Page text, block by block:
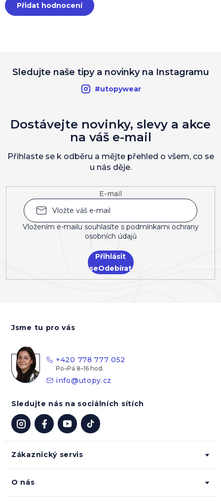
Přidat hodnocení
Sledujte naše tipy a novinky na Instagramu
#utopywear
E-mail
Vložením e-mailu souhlasíte s podmínkami ochrany
osobních údajů
Přihlásit
se
Dostávejte novinky, slevy a akce
na váš e-mail
Přihlaste se k odběru a mějte přehled o všem, co se
u nás děje.
Zákaznický servis
O nás
Jsme tu pro vás
+420 778 777 052
info@utopy.cz
Sledujte nás na sociálních sítích